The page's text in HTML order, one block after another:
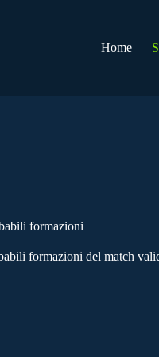
Home
formazioni
formazioni del match